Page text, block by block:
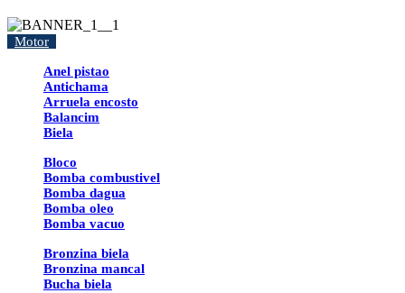
Motor
Anel pistao
Antichama
Arruela encosto
Balancim
Biela
Bloco
Bomba combustivel
Bomba dagua
Bomba oleo
Bomba vacuo
Bronzina biela
Bronzina mancal
Bucha biela